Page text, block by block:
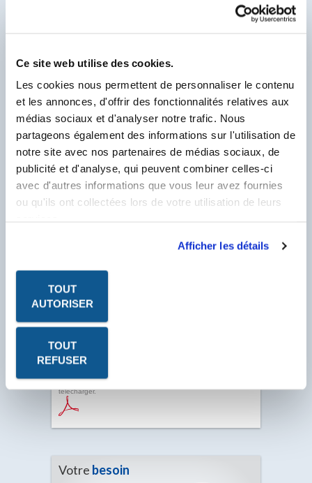
Ce site web utilise des cookies.
Les cookies nous permettent de personnaliser le contenu
et les annonces, d'offrir des fonctionnalités relatives aux
médias sociaux et d'analyser notre trafic. Nous
partageons également des informations sur l'utilisation de
notre site avec nos partenaires de médias sociaux, de
publicité et d'analyse, qui peuvent combiner celles-ci
avec d'autres informations que vous leur avez fournies
ou qu'ils ont collectées lors de votre utilisation de leurs
Afficher les détails
TOUT
AUTORISER
TOUT
REFUSER
Pour visualiser & télécharger tous les PDF de ce
Produit.
Client Labo France, saisissez votre N° Compte
Client se trouvant sur votre facture et
commençant par un F.
N° Compte Client
F
Les fiches produits, les fiches de données de sécurité, les
télécharger.
Votre besoin